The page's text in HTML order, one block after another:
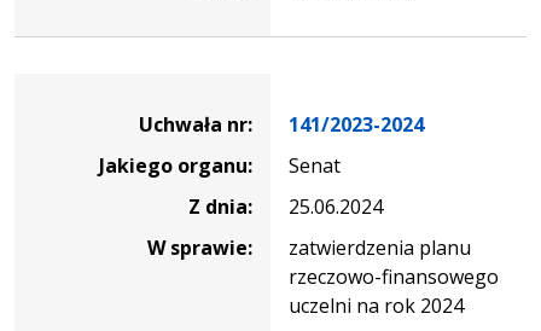
141/2023-
Uchwała nr:
141/2023-2024
Jakiego organu:
Senat
Z dnia:
25.06.2024
W sprawie:
zatwierdzenia planu
rzeczowo-finansowego
uczelni na rok 2024